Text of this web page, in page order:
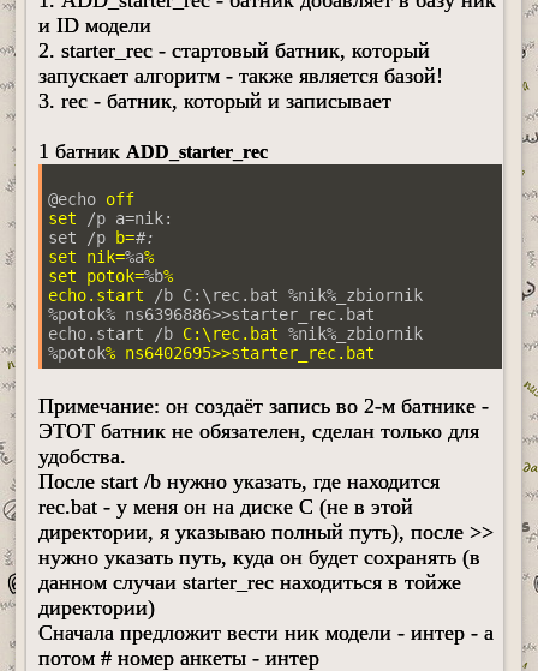
и ID модели
2. starter_rec - стартовый батник, который
запускает алгоритм - также является базой!
3. rec - батник, который и записывает
1 батник ADD_starter_rec
@echo off
set /p a=nik:
set /p b=#:
set nik=%a%
set potok=%b%
echo.start /b C:\rec.bat %nik%_zbiornik
%potok% ns6396886>>starter_rec.bat
echo.start /b C:\rec.bat %nik%_zbiornik
%potok
Примечание: он создаёт запись во 2-м батнике -
ЭТОТ батник не обязателен, сделан только для
удобства.
После start /b нужно указать, где находится
rec.bat - у меня он на диске C (не в этой
директории, я указываю полный путь), после >>
нужно указать путь, куда он будет сохранять (в
данном случаи starter_rec находиться в тойже
директории)
Сначала предложит вести ник модели - интер - а
потом # номер анкеты - интер